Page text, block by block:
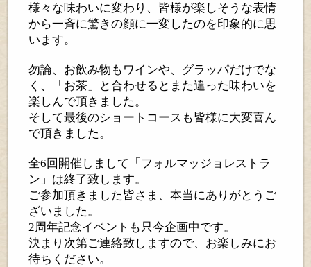
様々な味わいに変わり、皆様が楽しそうな表情
から一斉に驚きの顔に一変したのを印象的に思
います。
勿論、お飲み物もワインや、グラッパだけでな
く、「お茶」と合わせるとまた違った味わいを
楽しんで頂きました。
そして最後のショートコースも皆様に大変喜ん
で頂きました。
全6回開催しまして「フォルマッジョレストラ
ン」は終了致します。
ご参加頂きました皆さま、本当にありがとうご
ざいました。
2周年記念イベントも只今企画中です。
決まり次第ご連絡致しますので、お楽しみにお
待ちください。